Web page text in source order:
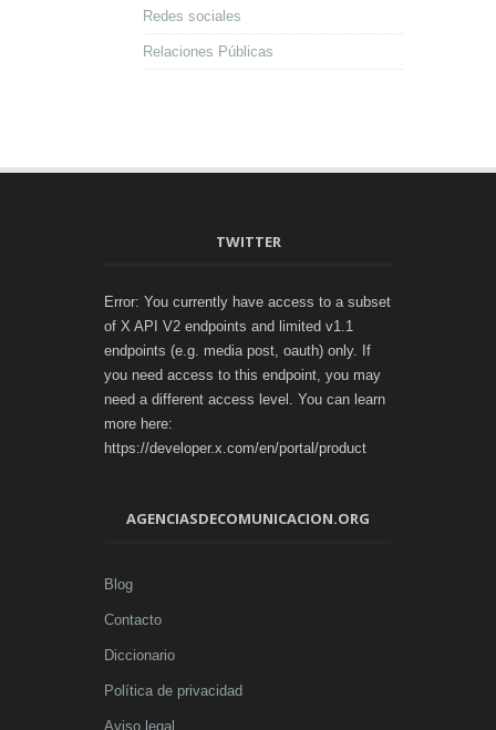
Redes sociales
Relaciones Públicas
TWITTER
Error: You currently have access to a subset
of X API V2 endpoints and limited v1.1
endpoints (e.g. media post, oauth) only. If
you need access to this endpoint, you may
need a different access level. You can learn
more here:
https://developer.x.com/en/portal/product
AGENCIASDECOMUNICACION.ORG
Blog
Contacto
Diccionario
Política de privacidad
Aviso legal